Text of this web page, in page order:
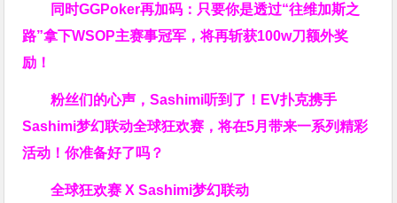
同时GGPoker再加码：只要你是透过“往维加斯之
路”拿下WSOP主赛事冠军，将再斩获100w刀额外奖
励！
粉丝们的心声，Sashimi听到了！EV扑克携手
Sashimi梦幻联动全球狂欢赛，将在5月带来一系列精彩
活动！你准备好了吗？
全球狂欢赛 X Sashimi梦幻联动